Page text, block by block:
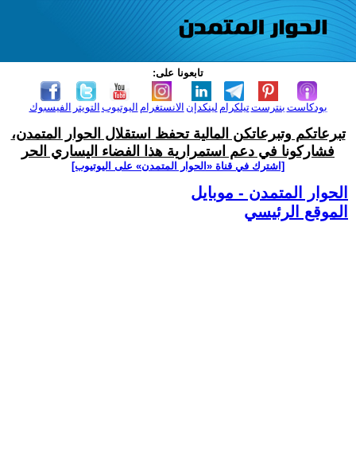
تابعونا على:
الفيسبوك التويتر اليوتيوب الانستغرام لينكدإن تيلكرامبنترست بودكاست
تبرعاتكم وتبرعاتكن المالية تحفظ استقلال الحوار المتمدن،
فشاركونا في دعم استمرارية هذا الفضاء اليساري الحر
[اشترك في قناة ‫«الحوار المتمدن» على اليوتيوب]
الحوار المتمدن - موبايل
الموقع الرئيسي